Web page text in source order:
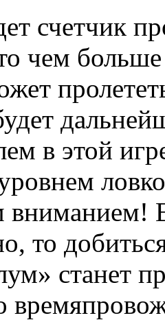
счетчик
чем больше
в этой
то
станет